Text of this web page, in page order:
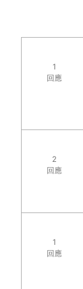
1
回應
2
回應
1
回應